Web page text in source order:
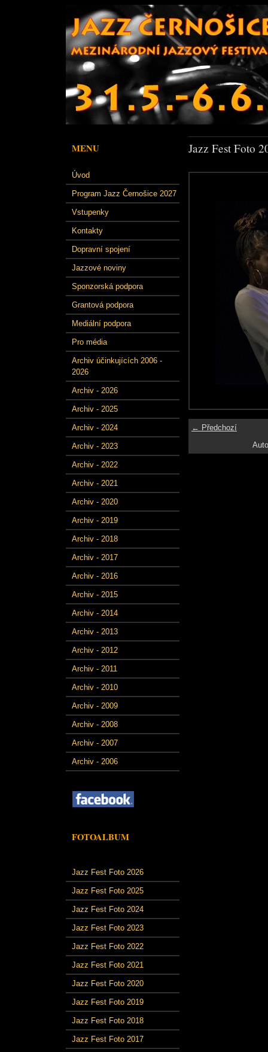
MENU
Úvod
Program Jazz Černošice 2027
Vstupenky
Kontakty
Dopravní spojení
Jazzové noviny
Sponzorská podpora
Grantová podpora
Mediální podpora
Pro média
Archiv účinkujících 2006 -
2026
Archiv - 2026
Archiv - 2025
Archiv - 2024
Archiv - 2023
Archiv - 2022
Archiv - 2021
Archiv - 2020
Archiv - 2019
Archiv - 2018
Archiv - 2017
Archiv - 2016
Archiv - 2015
Archiv - 2014
Archiv - 2013
Archiv - 2012
Archiv - 2011
Archiv - 2010
Archiv - 2009
Archiv - 2008
Archiv - 2007
Archiv - 2006
FOTOALBUM
Jazz Fest Foto 2026
Jazz Fest Foto 2025
Jazz Fest Foto 2024
Jazz Fest Foto 2023
Jazz Fest Foto 2022
Jazz Fest Foto 2021
Jazz Fest Foto 2020
Jazz Fest Foto 2019
Jazz Fest Foto 2018
Jazz Fest Foto 2017
Jazz Fest Foto
← Předchozí